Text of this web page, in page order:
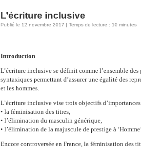
L’écriture inclusive
Publié le 12 novembre 2017 | Temps de lecture : 10 minutes
Introduction
L’écriture inclusive se définit comme l’ensemble des
syntaxiques permettant d’assurer une égalité des
et les hommes.
L’écriture inclusive vise trois objectifs
• la féminisation des titres,
• l’élimination du masculin générique,
• l’élimination de la majuscule de prestige à
Encore controversée en France, la féminisation des